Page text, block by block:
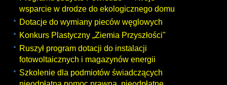
wsparcie w drodze do ekologicznego domu
Dotacje do wymiany pieców węglowych
Konkurs Plastyczny „Ziemia Przyszłości"
Ruszył program dotacji do instalacji
fotowoltaicznych i magazynów energii
Szkolenie dla podmiotów świadczących